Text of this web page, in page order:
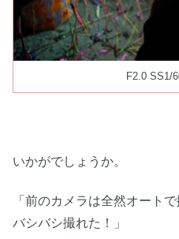
F2.0 SS1/
いかがでしょうか。
「前のカメラは全然オート
バシバシ撮れた！」